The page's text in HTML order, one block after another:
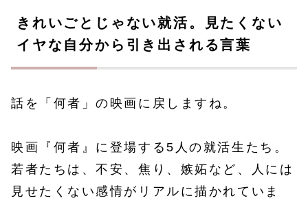
きれいごとじゃない就活。見たくない
イヤな自分から引き出される言葉
話を「何者」の映画に戻しますね。
映画『何者』に登場する5人の就活生たち。
若者たちは、不安、焦り、嫉妬など、人には
見せたくない感情がリアルに描かれていま